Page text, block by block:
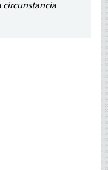
circunstancia